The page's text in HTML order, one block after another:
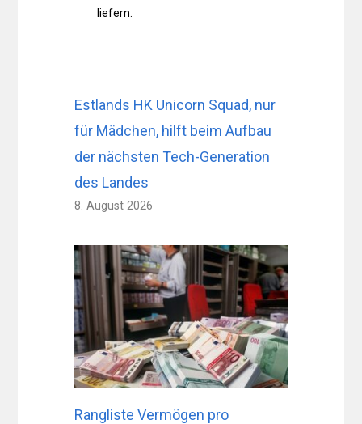
liefern.
Estlands HK Unicorn Squad, nur
für Mädchen, hilft beim Aufbau
der nächsten Tech-Generation
des Landes
8. August 2026
Rangliste Vermögen pro